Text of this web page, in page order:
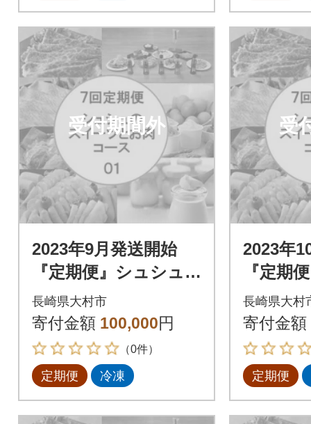
受付期間外
2023年9月発送開始
『定期便』シュシュ
のスイーツとお肉コ
ース01 全7回
長崎県大村市
寄付金額 100,000円
（0件）
定期便 冷凍
受
2023年
『定期
のスイ
ース01
長崎県大村
寄付金額
定期便